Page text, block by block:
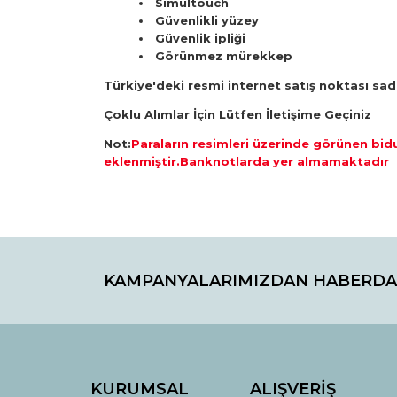
Güvenlikli yüzey
Güvenlik ipliği
Görünmez mürekkep
Türkiye'deki resmi internet satış noktası
Çoklu Alımlar İçin Lütfen İletişime Geçiniz
Not:Paraların resimleri üzerinde görünen
eklenmiştir.Banknotlarda yer almamaktadır
Görüş ve önerileriniz için teşekkür ederiz.
Ürün resmi kalitesiz, bozuk veya
Bu ürüne benzer farklı alternatifler olmalı.
KAMPANYALARIMIZDAN
KURUMSAL ALIŞVERİŞ